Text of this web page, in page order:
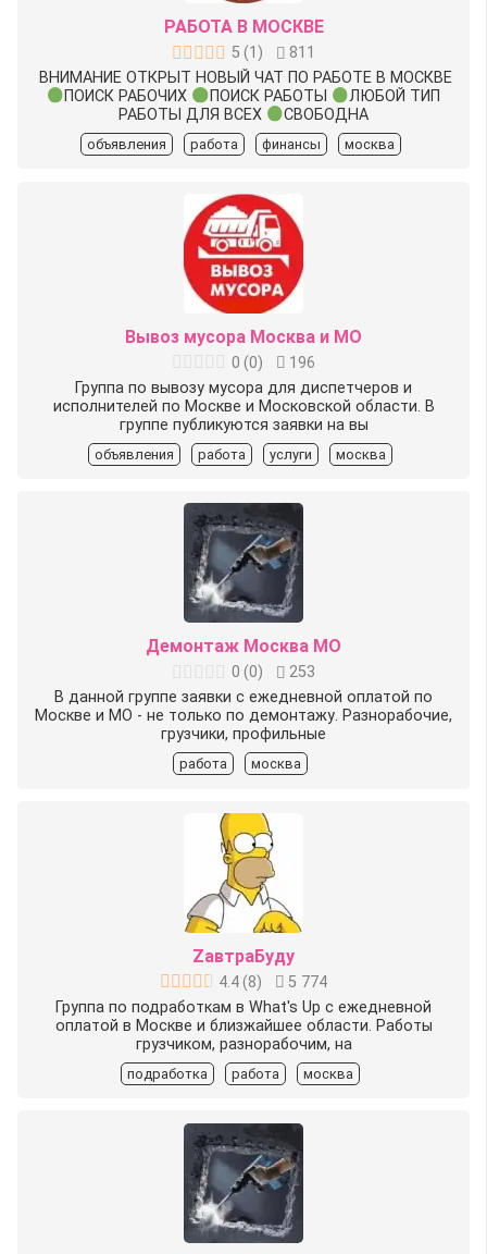
РАБОТА В МОСКВЕ
5 (1 )
811
ВНИМАНИЕ ОТКРЫТ НОВЫЙ ЧАТ ПО РАБОТЕ В МОСКВЕ
ПОИСК РАБОЧИХ
ПОИСК РАБОТЫ
ЛЮБОЙ ТИП
РАБОТЫ ДЛЯ ВСЕХ
СВОБОДНА
объявления работа финансы москва
Вывоз мусора Москва и МО
0 (0)
196
Группа по вывозу мусора для диспетчеров и
исполнителей по Москве и Московской области. В
группе публикуются заявки на вы
объявления работа услуги москва
Демонтаж Москва МО
0 (0)
253
В данной группе заявки с ежедневной оплатой по
Москве и МО - не только по демонтажу. Разнорабочие,
грузчики, профильные
работа москва
ZавтраБуду
4.4(8)
5 774
Группа по подработкам в What's Up с ежедневной
оплатой в Москве и близжайшее области. Работы
грузчиком, разнорабочим, на
подработка работа москва